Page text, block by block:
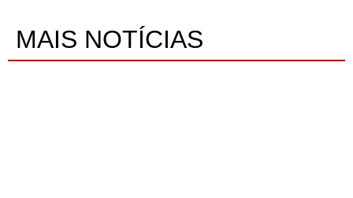
MAIS NOTÍCIAS